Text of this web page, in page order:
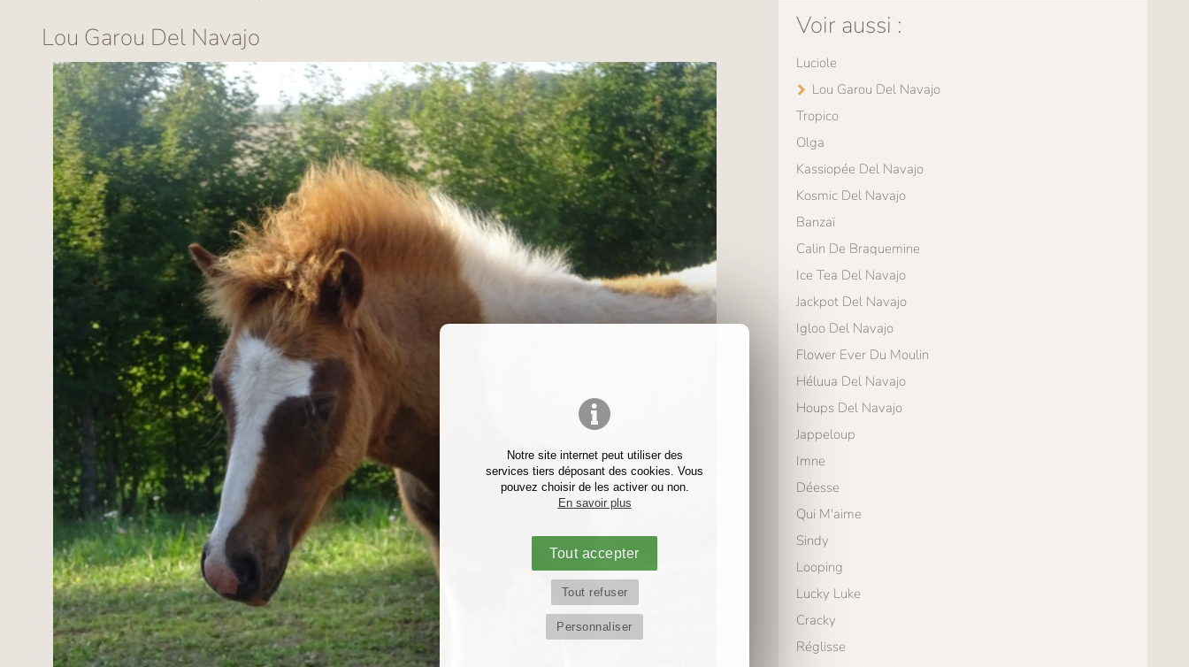
Notre site internet peut utiliser des
services tiers déposant des cookies. Vous
pouvez choisir de les activer ou non.
En savoir plus
Tout accepter
Tout refuser
Personnaliser
Lou Garou Del Navajo Voir aussi :
Luciole
Lou Garou Del Navajo
Tropico
Olga
Kassiopée Del Navajo
Kosmic Del Navajo
Banzaï
Calin De Braquemine
Ice Tea Del Navajo
Jackpot Del Navajo
Igloo Del Navajo
Flower Ever Du Moulin
Héluua Del Navajo
Houps Del Navajo
Jappeloup
Imne
Déesse
Qui M'aime
Sindy
Looping
Lucky Luke
Cracky
Réglisse